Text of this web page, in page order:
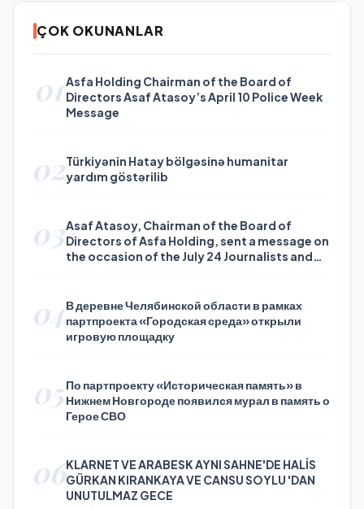
ÇOK OKUNANLAR
01Asfa Holding Chairman of the Board of
Directors Asaf Atasoy’s April 10 Police Week
Message
02Türkiyənin Hatay bölgəsinə humanitar
yardım göstərilib
03Asaf Atasoy, Chairman of the Board of
Directors of Asfa Holding, sent a message on
the occasion of the July 24 Journalists and
04В деревне Челябинской области в рамках
партпроекта «Городская среда» открыли
игровую площадку
05По партпроекту «Историческая память» в
Нижнем Новгороде появился мурал в память о
Герое СВО
06KLARNET VE ARABESK AYNI SAHNE'DE HALİS
GÜRKAN KIRANKAYA VE CANSU SOYLU 'DAN
UNUTULMAZ GECE